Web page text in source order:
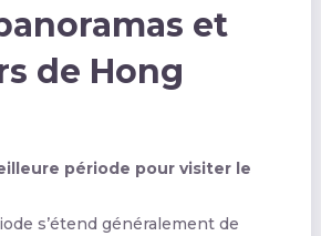
et
de Hong
période pour visiter le
s’étend généralement de